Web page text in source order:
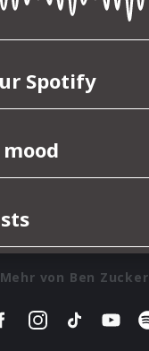
Mehr von Ben Zucker